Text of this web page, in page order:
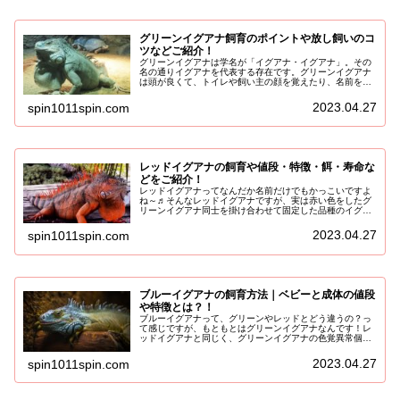
グリーンイグアナ飼育のポイントや放し飼いのコ
ツなどご紹介！
グリーンイグアナは学名が「イグアナ・イグアナ」。その
名の通りイグアナを代表する存在です。グリーンイグアナ
は頭が良くて、トイレや飼い主の顔を覚えたり、名前を読
spin1011spin.com 2023.04.27
レッドイグアナの飼育や値段・特徴・餌・寿命な
どをご紹介！
レッドイグアナってなんだか名前だけでもかっこいですよ
ね～♬そんなレッドイグアナですが、実は赤い色をしたグ
リーンイグアナ同士を掛け合わせて固定した品種のイグア
spin1011spin.com 2023.04.27
ブルーイグアナの飼育方法｜ベビーと成体の値段
や特徴とは？！
ブルーイグアナって、グリーンやレッドとどう違うの？っ
て感じですが、もともとはグリーンイグアナなんです！レ
ッドイグアナと同じく、グリーンイグアナの色覚異常個体
spin1011spin.com 2023.04.27